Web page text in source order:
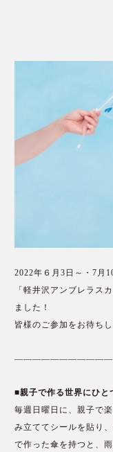
2022年６月3日～・7月
「軽井沢アンブレラス
ました！
皆様のご参加をお待ち
■親子で作る世界にひと
毎週日曜日に、親子で
み立ててシールを貼り
で作った傘を持つと、